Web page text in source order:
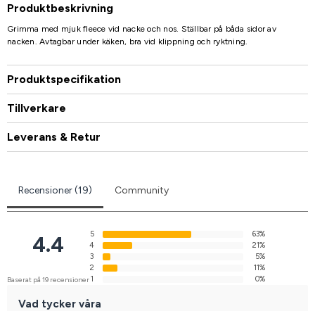
Produktbeskrivning
Grimma med mjuk fleece vid nacke och nos. Ställbar på båda sidor av
nacken. Avtagbar under käken, bra vid klippning och ryktning.
Produktspecifikation
Tillverkare
Leverans & Retur
Recensioner (19) Community
4.4
Baserat på 19 recensioner
5
63%
4
21%
3
5%
2
11%
1
0%
Vad tycker våra